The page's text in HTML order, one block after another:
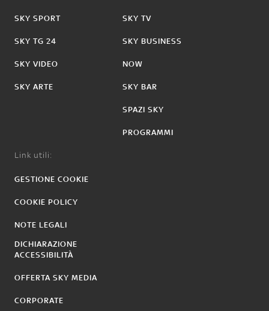
SKY SPORT
SKY TG 24
SKY VIDEO
SKY ARTE
SKY TV
SKY BUSINESS
NOW
SKY BAR
SPAZI SKY
PROGRAMMI
Link utili:
GESTIONE COOKIE
COOKIE POLICY
NOTE LEGALI
DICHIARAZIONE
ACCESSIBILITÀ
OFFERTA SKY MEDIA
CORPORATE